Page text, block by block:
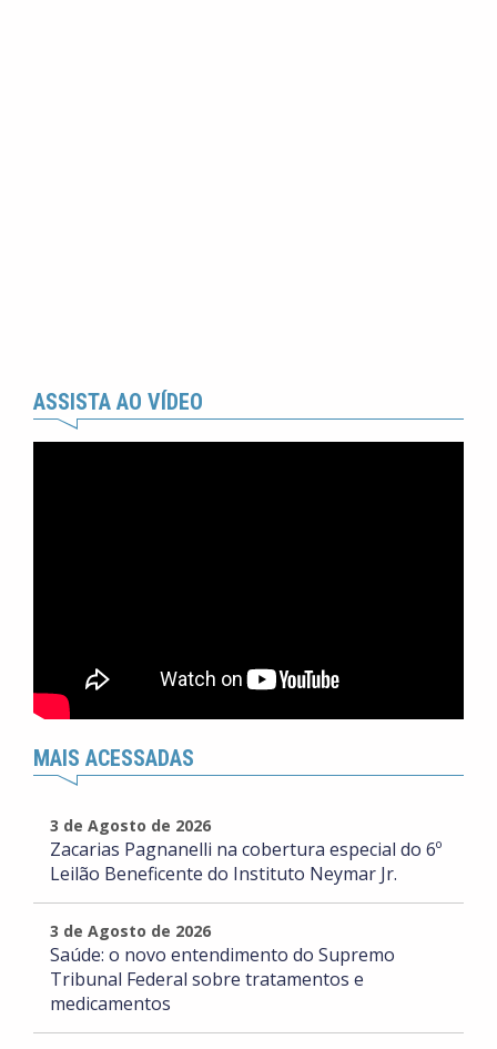
ASSISTA AO VÍDEO
MAIS ACESSADAS
3 de Agosto de 2026
Zacarias Pagnanelli na cobertura especial do 6º
Leilão Beneficente do Instituto Neymar Jr.
3 de Agosto de 2026
Saúde: o novo entendimento do Supremo
Tribunal Federal sobre tratamentos e
medicamentos